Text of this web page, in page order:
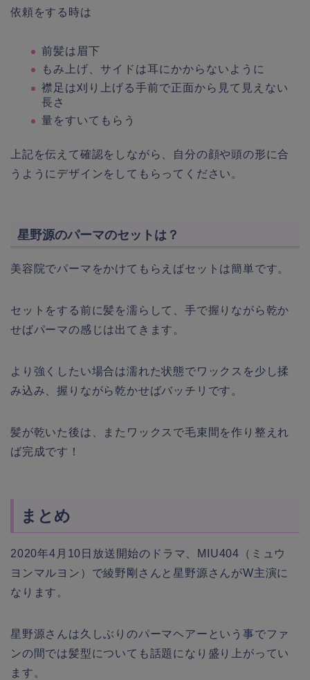
依頼をする時は
前髪は眉下
もみ上げ、サイドは耳にかからないように
襟足は刈り上げる手前で正面から見て見えない
長さ
量をすいてもらう
上記を伝えて確認をしながら、自分の顔や頭の形に合
うようにデザインをしてもらってください。
星野源のパーマのセットは？
美容院でパーマをかけてもらえばセットは簡単です。
セットをする前に髪を濡らして、手で握りながら乾か
せばパーマの感じは出てきます。
より強くしたい場合は濡れた状態でワックスを少し揉
み込み、握りながら乾かせばバッチリです。
髪が乾いた後は、またワックスで毛束間を作り整えれ
ば完成です！
まとめ
2020年4月10日放送開始のドラマ、MIU404（ミュウ
ヨンマルヨン）で綾野剛さんと星野源さんがW主演に
なります。
星野源さんは久しぶりのパーマヘアーという事でファ
ンの間では髪型についても話題になり盛り上がってい
ます。